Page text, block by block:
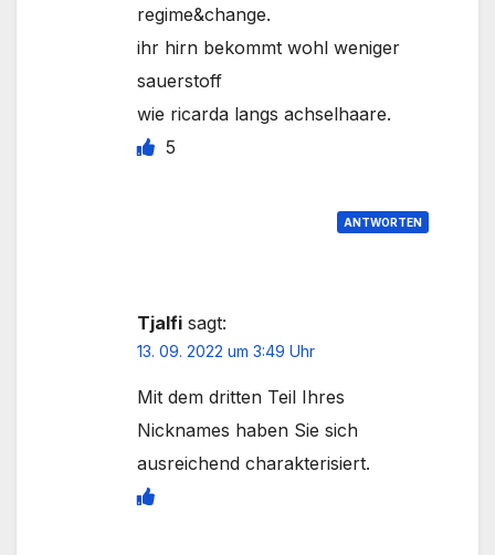
regime&change.
ihr hirn bekommt wohl weniger
sauerstoff
wie ricarda langs achselhaare.
5
ANTWORTEN
Tjalfi sagt:
13. 09. 2022 um 3:49 Uhr
Mit dem dritten Teil Ihres
Nicknames haben Sie sich
ausreichend charakterisiert.